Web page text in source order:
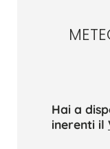
Hai a
inerenti il